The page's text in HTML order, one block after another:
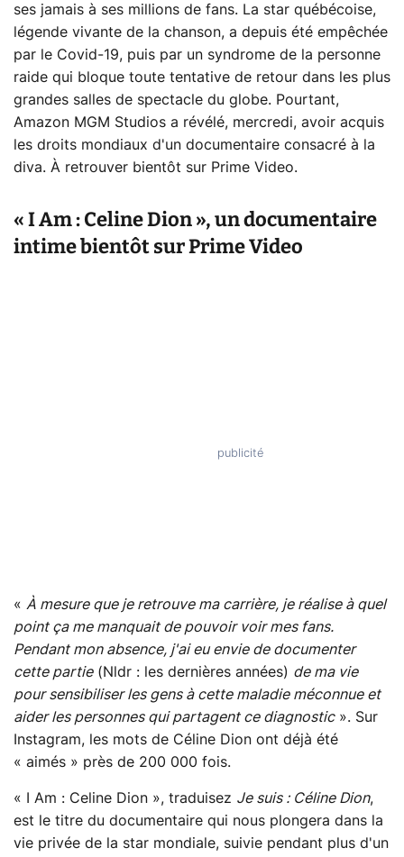
ses jamais à ses millions de fans. La star québécoise,
légende vivante de la chanson, a depuis été empêchée
par le Covid-19, puis par un syndrome de la personne
raide qui bloque toute tentative de retour dans les plus
grandes salles de spectacle du globe. Pourtant,
Amazon MGM Studios a révélé, mercredi, avoir acquis
les droits mondiaux d'un documentaire consacré à la
diva. À retrouver bientôt sur Prime Video.
« I Am : Celine Dion », un documentaire
intime bientôt sur Prime Video
« À mesure que je retrouve ma carrière, je réalise à quel
point ça me manquait de pouvoir voir mes fans.
Pendant mon absence, j'ai eu envie de documenter
cette partie(Nldr : les dernières années) de ma vie
pour sensibiliser les gens à cette maladie méconnue et
aider les personnes qui partagent ce diagnostic». Sur
Instagram, les mots de Céline Dion ont déjà été
« aimés » près de 200 000 fois.
« I Am : Celine Dion », traduisez Je suis : Céline Dion,
est le titre du documentaire qui nous plongera dans la
vie privée de la star mondiale, suivie pendant plus d'un